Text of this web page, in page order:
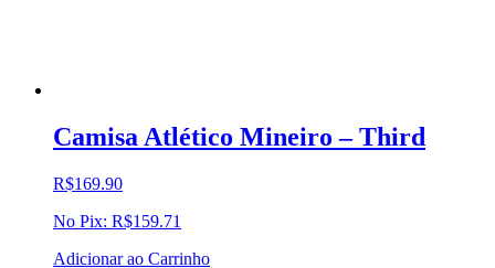
Camisa Atlético Mineiro – Third
R$169.90
No Pix: R$159.71
Adicionar ao Carrinho